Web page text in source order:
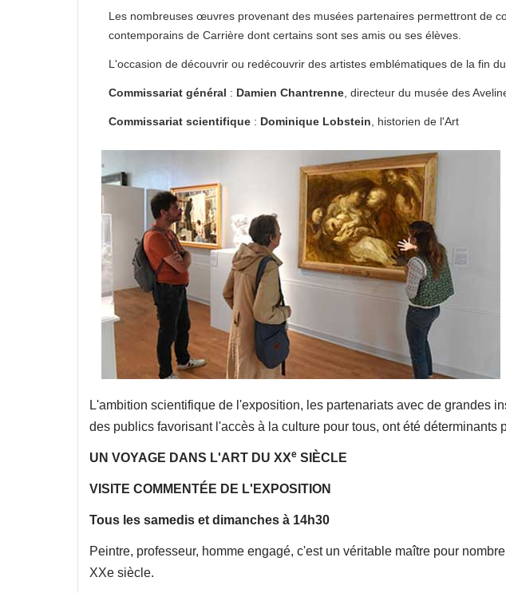
Les nombreuses œuvres provenant des musées partenaires permettront de
contemporains de Carrière dont certains sont ses amis ou ses élèves.
L'occasion de découvrir ou redécouvrir des artistes emblématiques de la fin
Commissariat général : Damien Chantrenne , directeur du musée des
Commissariat scientifique : Dominique Lobstein , historien de l'Art
L'ambition scientifique de l'exposition, les partenariats avec de grandes
des publics favorisant l'accès à la culture pour tous, ont été déterminants
UN VOYAGE DANS L'ART DU XXe SIÈCLE
VISITE COMMENTÉE DE L'EXPOSITION
Tous les samedis et dimanches à 14h30
Peintre, professeur, homme engagé, c'est un véritable maître pour
XXe siècle.